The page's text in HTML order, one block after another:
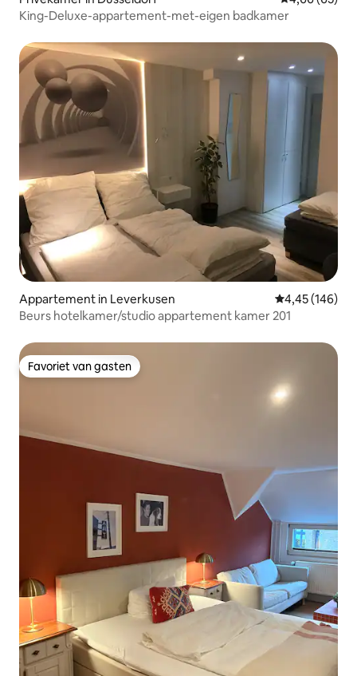
King-Deluxe-appartement-met-eigen badkamer
Appartement in Leverkusen Gemiddelde
4,45 (146)
Beurs hotelkamer/studio appartement kamer 201
Favoriet van gasten
Favoriet van gasten